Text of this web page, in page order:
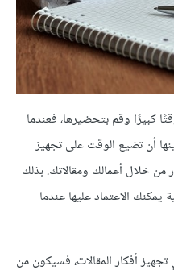
كبيرًا وقم بتحضيرها، فعندما
أن تضيع الوقت على تجهيز
من خلال أعمالك ومقالاتك. بذلك
الاعتماد عليها عندما
أفكار المقالات، فسيكون من